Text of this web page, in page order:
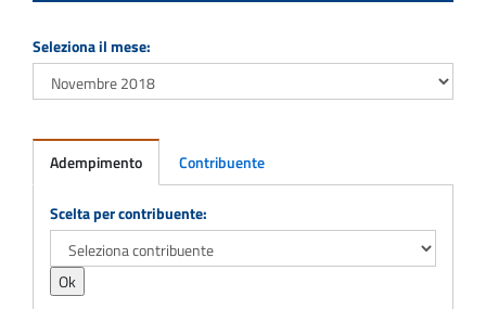
Seleziona il mese:
Adempimento Contribuente
Adempimento
Scelta per contribuente: